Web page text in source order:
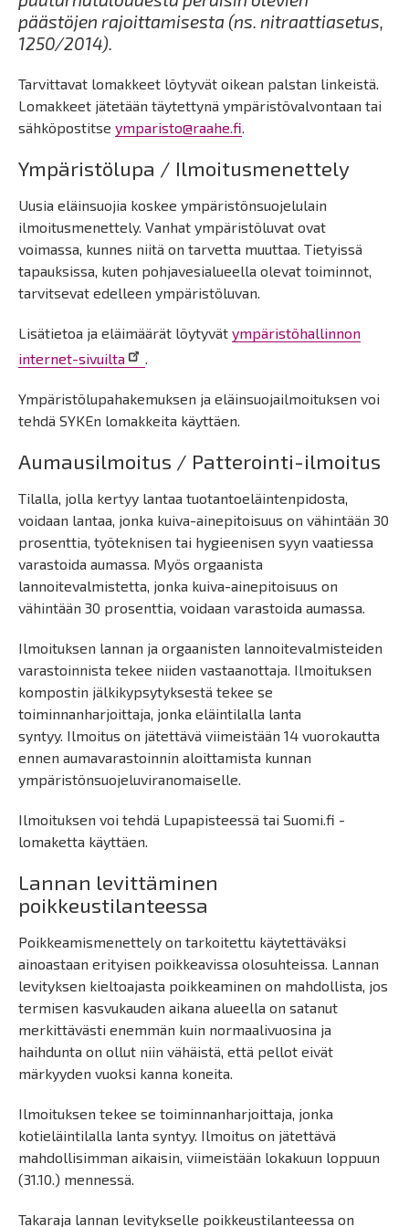
päästöjen rajoittamisesta (ns. nitraattiasetus,
1250/2014).
Tarvittavat lomakkeet löytyvät oikean palstan linkeistä.
Lomakkeet jätetään täytettynä ympäristövalvontaan tai
sähköpostitse ymparisto@raahe.fi.
Ympäristölupa / Ilmoitusmenettely
Uusia eläinsuojia koskee ympäristönsuojelulain
ilmoitusmenettely. Vanhat ympäristöluvat ovat
voimassa, kunnes niitä on tarvetta muuttaa. Tietyissä
tapauksissa, kuten pohjavesialueella olevat toiminnot,
tarvitsevat edelleen ympäristöluvan.
Lisätietoa ja eläimäärät löytyvät ympäristöhallinnon
internet-sivuilta
.
Ympäristölupahakemuksen ja eläinsuojailmoituksen voi
tehdä SYKEn lomakkeita käyttäen.
Aumausilmoitus / Patterointi-ilmoitus
Tilalla, jolla kertyy lantaa tuotantoeläintenpidosta,
voidaan lantaa, jonka kuiva-ainepitoisuus on vähintään 30
prosenttia, työteknisen tai hygieenisen syyn vaatiessa
varastoida aumassa. Myös orgaanista
lannoitevalmistetta, jonka kuiva-ainepitoisuus on
vähintään 30 prosenttia, voidaan varastoida aumassa.
Ilmoituksen lannan ja orgaanisten lannoitevalmisteiden
varastoinnista tekee niiden vastaanottaja. Ilmoituksen
kompostin jälkikypsytyksestä tekee se
toiminnanharjoittaja, jonka eläintilalla lanta
syntyy. Ilmoitus on jätettävä viimeistään 14 vuorokautta
ennen aumavarastoinnin aloittamista kunnan
ympäristönsuojeluviranomaiselle.
Ilmoituksen voi tehdä Lupapisteessä tai Suomi.fi -
lomaketta käyttäen.
Lannan levittäminen
poikkeustilanteessa
Poikkeamismenettely on tarkoitettu käytettäväksi
ainoastaan erityisen poikkeavissa olosuhteissa. Lannan
levityksen kieltoajasta poikkeaminen on mahdollista, jos
termisen kasvukauden aikana alueella on satanut
merkittävästi enemmän kuin normaalivuosina ja
haihdunta on ollut niin vähäistä, että pellot eivät
märkyyden vuoksi kanna koneita.
Ilmoituksen tekee se toiminnanharjoittaja, jonka
kotieläintilalla lanta syntyy. Ilmoitus on jätettävä
mahdollisimman aikaisin, viimeistään lokakuun loppuun
(31.10.) mennessä.
Takaraja lannan levitykselle poikkeustilanteessa on